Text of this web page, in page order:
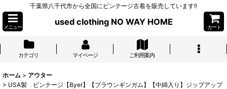
千葉県八千代市から全国にビンテージ古着を販売しています!!
メニュー
used clothing NO WAY HOME
カート
カテゴリ マイページ ご利用案内
ホーム > アウター
> USA製 ビンテージ【Byer】【ブラウンギンガム】【中綿入り】ジップアップ